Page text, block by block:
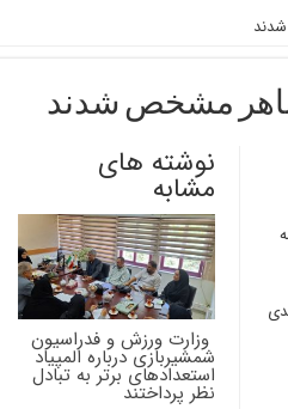
و باهر مشخص شدند
نوشته های
مشابه
‍ وزارت ورزش و فدراسیون
شمشیربازی درباره المپیاد
استعدادهای برتر به تبادل
نظر پرداختند